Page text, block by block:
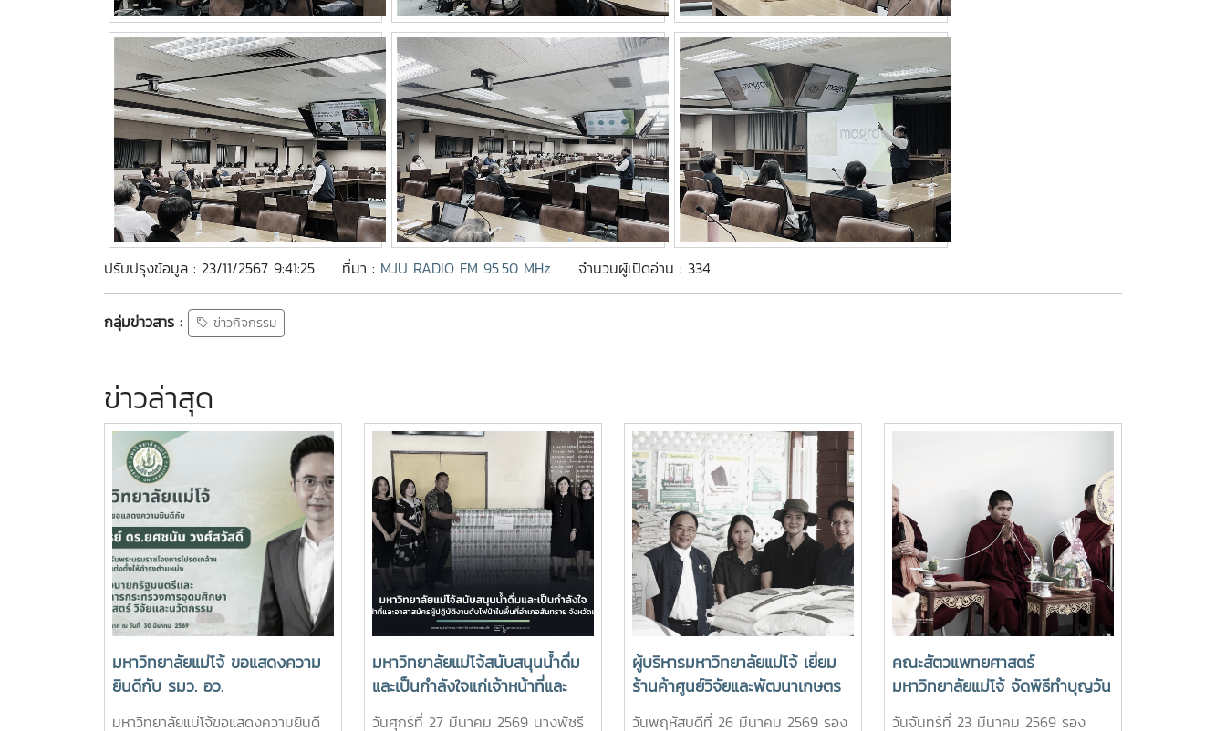
ปรับปรุงข้อมูล : 23/11/2567 9:41:25 ที่มา : MJU RADIO FM 95.50 MHz จำนวนผู้เปิดอ่าน : 334
กลุ่มข่าวสาร : ข่าวกิจกรรม
ข่าวล่าสุด
มหาวิทยาลัยแม่โจ้ ขอแสดงความ
ยินดีกับ รมว. อว.
มหาวิทยาลัยแม่โจ้ขอแสดงความยินดี
มหาวิทยาลัยแม่โจ้สนับสนุนน้ำดื่ม
และเป็นกำลังใจแก่เจ้าหน้าที่และ
อาสาสมัครผู้ปฏิบัติงานดับไฟป่าใน
วันศุกร์ที่ 27 มีนาคม 2569 นางพัชรี
ผู้บริหารมหาวิทยาลัยแม่โจ้ เยี่ยม
ร้านค้าศูนย์วิจัยและพัฒนาเกษตร
ธรรมชาติ มหาวิทยาลัยแม่โจ้ สาขา
วันพฤหัสบดีที่ 26 มีนาคม 2569 รอง
คณะสัตวแพทยศาสตร์
มหาวิทยาลัยแม่โจ้ จัดพิธีทำบุญวัน
ก่อตั้งคณะครบรอบ 5 ปี
วันจันทร์ที่ 23 มีนาคม 2569 รอง